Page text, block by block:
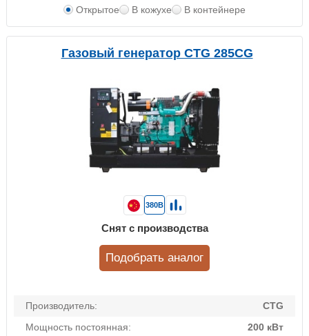
Открытое В кожухе В контейнере
Газовый генератор CTG 285CG
Производитель:
CTG
Мощность постоянная:
200 кВт
380В
Снят с производства
Подобрать аналог